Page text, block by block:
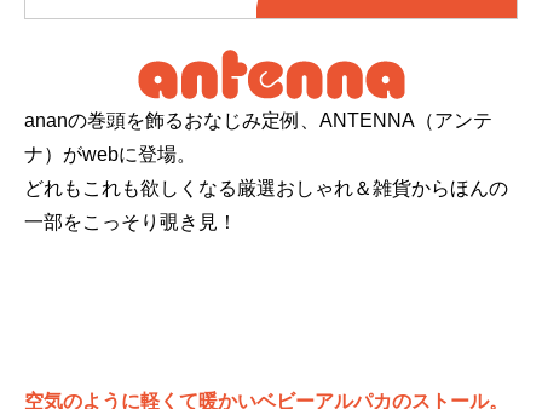
ananの巻頭を飾るおなじみ定例、ANTENNA（アンテ
ナ）がwebに登場。
どれもこれも欲しくなる厳選おしゃれ＆雑貨からほんの
一部をこっそり覗き見！
空気のように軽くて暖かいベビーアルパカのストール。